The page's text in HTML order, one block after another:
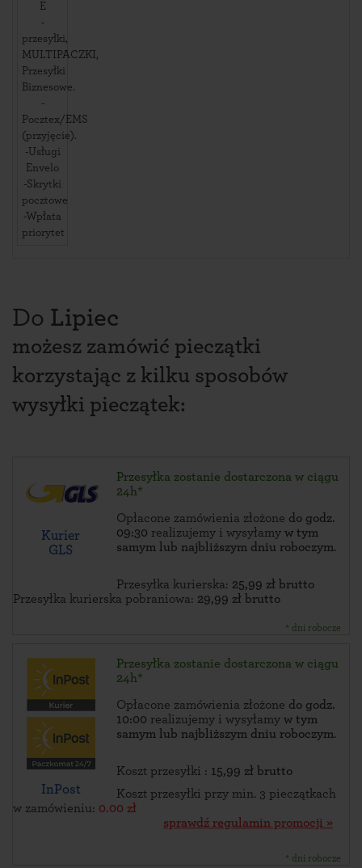
E
-
przesyłki,
MULTIPACZKI,
Przesyłki
Biznesowe.
-
Pocztex/EMS
(przyjęcie).
-Usługi
Envelo
-Skrytki
pocztowe
-Wpłata
priorytet
Do Lipiec
możesz zamówić pieczątki
korzystając z kilku sposobów
wysyłki pieczątek:
Kurier
GLS
Przesyłka zostanie dostarczona w ciągu
24h*
Opłacone zamówienia złożone do godz.
09:30 realizujemy i wysyłamy w tym
samym lub najbliższym dniu roboczym.
Przesyłka kurierska: 25,99 zł brutto
Przesyłka kurierska pobraniowa: 29,99 zł brutto
* dni robocze
InPost
Przesyłka zostanie dostarczona w ciągu
24h*
Opłacone zamówienia złożone do godz.
10:00 realizujemy i wysyłamy w tym
samym lub najbliższym dniu roboczym.
Koszt przesyłki : 15,99 zł brutto
Koszt przesyłki przy min. 3 pieczątkach
w zamówieniu: 0.00 zł
sprawdź regulamin promocji »
* dni robocze